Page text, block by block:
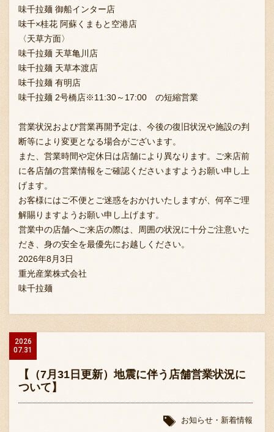
味千拉麺 御船インター店
味千×桂花 阿蘇くまもと空港店
〈天草方面〉
味千拉麺 天草亀川店
味千拉麺 天草本渡店
味千拉麺 有明店
味千拉麺 2号橋店※11:30～17:00 の短縮営業
営業状況および営業再開予定は、今後の復旧状況や施設の判
断等により変更となる場合がございます。
また、営業時間や定休日は店舗により異なります。ご来店前
に各店舗の営業情報をご確認くださいますようお願い申し上
げます。
お客様にはご不便とご迷惑をおかけいたしますが、何卒ご理
解賜りますようお願い申し上げます。
営業中の店舗へご来店の際は、周囲の状況に十分ご注意いた
だき、身の安全を最優先にお越しください。
2026年8月3日
重光産業株式会社
味千拉麺
2026
07.31
【（7月31日更新）地震に伴う店舗営業状況に
ついて】
お知らせ・新着情報